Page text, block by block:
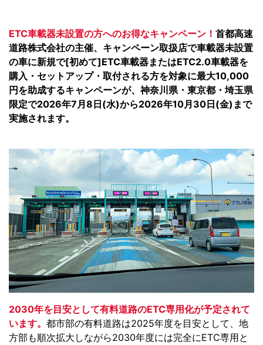
ETC車載器未設置の方へのお得なキャンペーン！ 首都高速
道路株式会社の主催、キャンペーン取扱店で車載器未設置
の車に新規で[初めて]ETC車載器またはETC2.0車載器を
購入・セットアップ・取付される方を対象に最大10,000
円を助成するキャンペーンが、神奈川県・東京都・埼玉県
限定で2026年7月8日(水)から2026年10月30日(金)まで
実施されます。
2030年を目安として有料道路のETC専用化が予定されて
います。 都市部の有料道路は2025年度を目安として、地
方部も順次拡大しながら2030年度には完全にETC専用と